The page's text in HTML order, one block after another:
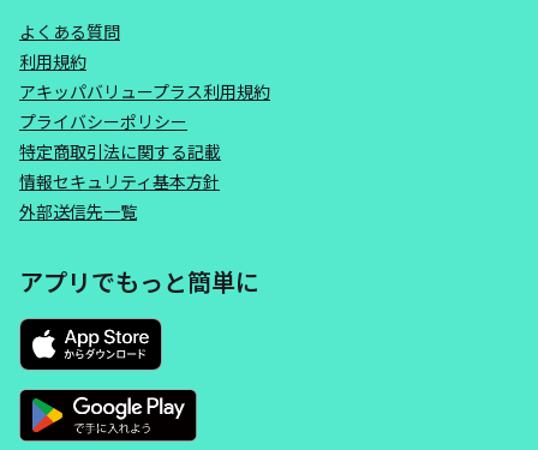
よくある質問
利用規約
アキッパバリュープラス利用規約
プライバシーポリシー
特定商取引法に関する記載
情報セキュリティ基本方針
外部送信先一覧
アプリでもっと簡単に